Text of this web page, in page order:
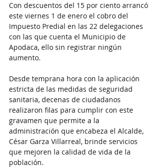
Con descuentos del 15 por ciento arrancó
este viernes 1 de enero el cobro del
Impuesto Predial en las 22 delegaciones
con las que cuenta el Municipio de
Apodaca, ello sin registrar ningún
aumento.
Desde temprana hora con la aplicación
estricta de las medidas de seguridad
sanitaria, decenas de ciudadanos
realizaron filas para cumplir con este
gravamen que permite a la
administración que encabeza el Alcalde,
César Garza Villarreal, brinde servicios
que mejoren la calidad de vida de la
población.